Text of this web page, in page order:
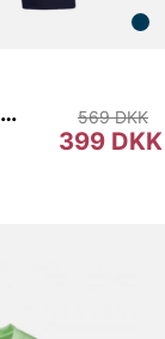
Ua Matchplay Tapered Pant
399 DKK
569 DKK